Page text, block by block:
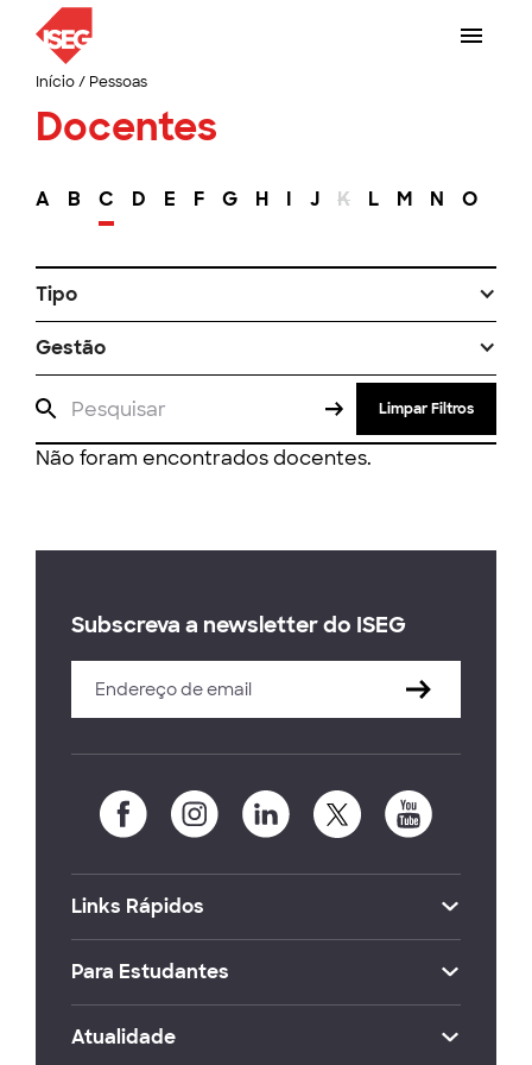
Início/ Pessoas
Docentes
A B C D E F G H I J K L M N O
Tipo
Gestão
Limpar Filtros
Não foram encontrados docentes.
Subscreva a newsletter do ISEG
Links Rápidos
Para Estudantes
Atualidade